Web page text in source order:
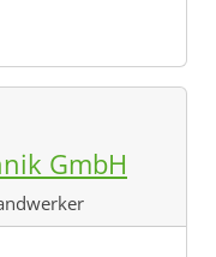
GmbH